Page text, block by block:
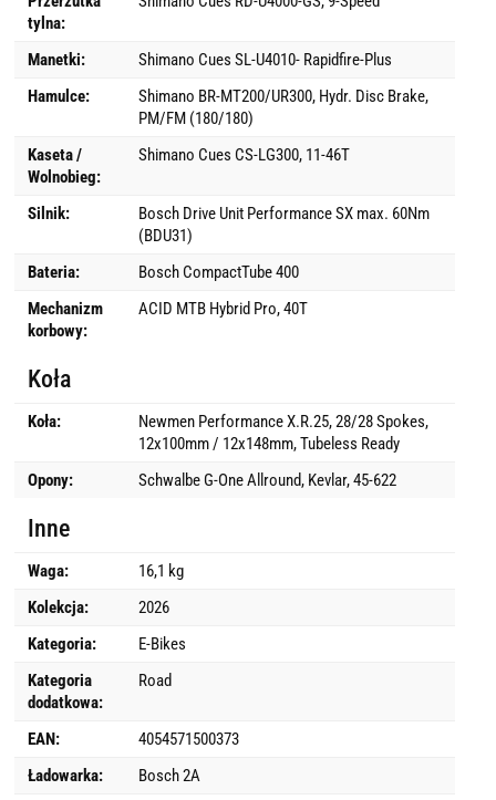
tylna:
Manetki:
Shimano Cues SL-U4010- Rapidfire-Plus
Hamulce:
Shimano BR-MT200/UR300, Hydr. Disc Brake,
PM/FM (180/180)
Kaseta /
Wolnobieg:
Shimano Cues CS-LG300, 11-46T
Silnik:
Bosch Drive Unit Performance SX max. 60Nm
(BDU31)
Bateria:
Bosch CompactTube 400
Mechanizm
korbowy:
ACID MTB Hybrid Pro, 40T
Koła
Koła:
Newmen Performance X.R.25, 28/28 Spokes,
12x100mm / 12x148mm, Tubeless Ready
Opony:
Schwalbe G-One Allround, Kevlar, 45-622
Inne
Waga:
16,1 kg
Kolekcja:
2026
Kategoria:
E-Bikes
Kategoria
dodatkowa:
Road
EAN:
4054571500373
Ładowarka:
Bosch 2A